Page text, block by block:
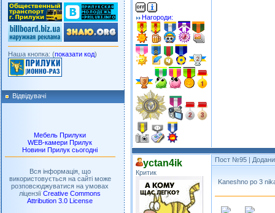
Наша кнопка: (показати код)
Відвідувачі
Мебель Прилуки
WEB-камери Прилук
Новини Прилук сьогодні
Вся інформація, що
використовується на сайті може
розповсюджуватися на умовах
ліцензіїCreative Commons
Attribution 3.0 License
Нагороди:
yctan4ik
Критик
Пост №95 |
Kaneshno po 3